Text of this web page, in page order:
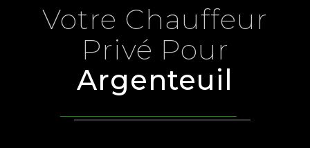
Votre Chauffeur
Privé Pour
Argenteuil